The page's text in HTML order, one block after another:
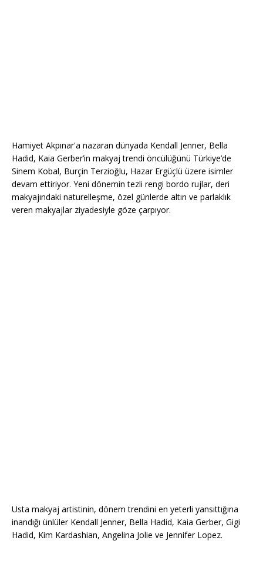
Hamiyet Akpınar'a nazaran dünyada Kendall Jenner, Bella
Hadid, Kaia Gerber’in makyaj trendi öncülüğünü Türkiye’de
Sinem Kobal, Burçin Terzioğlu, Hazar Ergüçlü üzere isimler
devam ettiriyor. Yeni dönemin tezli rengi bordo rujlar, deri
makyajındaki naturelleşme, özel günlerde altın ve parlaklık
veren makyajlar ziyadesiyle göze çarpıyor.
Usta makyaj artistinin, dönem trendini en yeterli yansıttığına
inandığı ünlüler Kendall Jenner, Bella Hadid, Kaia Gerber, Gigi
Hadid, Kim Kardashian, Angelina Jolie ve Jennifer Lopez.